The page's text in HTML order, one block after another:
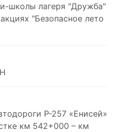
школы лагеря "Дружба"
"Безопасное лето
Р-257 «Енисей»
км 542+000 – км